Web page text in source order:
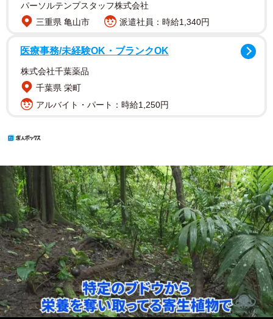
パーソルテンプスタッフ株式会社
三重県 亀山市
派遣社員：時給1,340円
医療事務/未経験OK・ブランクOK
株式会社千葉薬品
千葉県 栄町
アルバイト・パート：時給1,250円